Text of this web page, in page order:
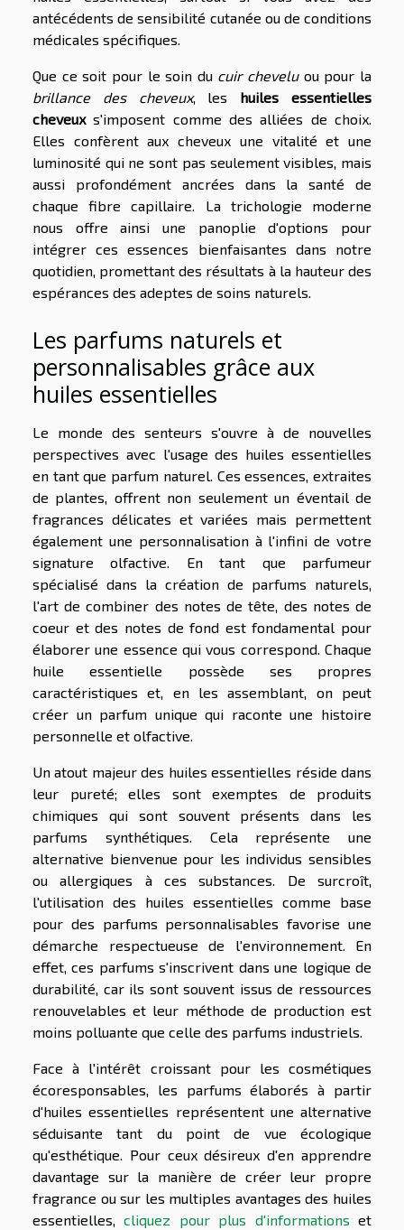
antécédents de sensibilité cutanée ou de conditions
médicales spécifiques.
Que ce soit pour le soin du cuir cheveluou pour la
brillance des cheveux, les huiles essentielles
cheveuxs'imposent comme des alliées de choix.
Elles confèrent aux cheveux une vitalité et une
luminosité qui ne sont pas seulement visibles, mais
aussi profondément ancrées dans la santé de
chaque fibre capillaire. La trichologie moderne
nous offre ainsi une panoplie d'options pour
intégrer ces essences bienfaisantes dans notre
quotidien, promettant des résultats à la hauteur des
espérances des adeptes de soins naturels.
Les parfums naturels et
personnalisables grâce aux
huiles essentielles
Le monde des senteurs s'ouvre à de nouvelles
perspectives avec l'usage des huiles essentielles
en tant que parfum naturel. Ces essences, extraites
de plantes, offrent non seulement un éventail de
fragrances délicates et variées mais permettent
également une personnalisation à l'infini de votre
signature olfactive. En tant que parfumeur
spécialisé dans la création de parfums naturels,
l'art de combiner des notes de tête, des notes de
coeur et des notes de fond est fondamental pour
élaborer une essence qui vous correspond. Chaque
huile essentielle possède ses propres
caractéristiques et, en les assemblant, on peut
créer un parfum unique qui raconte une histoire
personnelle et olfactive.
Un atout majeur des huiles essentielles réside dans
leur pureté; elles sont exemptes de produits
chimiques qui sont souvent présents dans les
parfums synthétiques. Cela représente une
alternative bienvenue pour les individus sensibles
ou allergiques à ces substances. De surcroît,
l'utilisation des huiles essentielles comme base
pour des parfums personnalisables favorise une
démarche respectueuse de l'environnement. En
effet, ces parfums s'inscrivent dans une logique de
durabilité, car ils sont souvent issus de ressources
renouvelables et leur méthode de production est
moins polluante que celle des parfums industriels.
Face à l'intérêt croissant pour les cosmétiques
écoresponsables, les parfums élaborés à partir
d'huiles essentielles représentent une alternative
séduisante tant du point de vue écologique
qu'esthétique. Pour ceux désireux d'en apprendre
davantage sur la manière de créer leur propre
fragrance ou sur les multiples avantages des huiles
essentielles,cliquez pour plus d'informations et